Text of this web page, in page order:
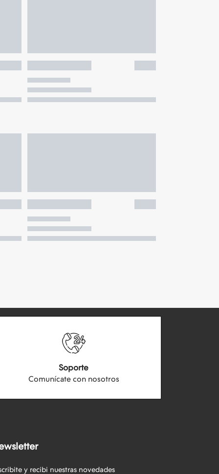
Soporte
Comunícate con nosotros
y recibi nuestras novedades